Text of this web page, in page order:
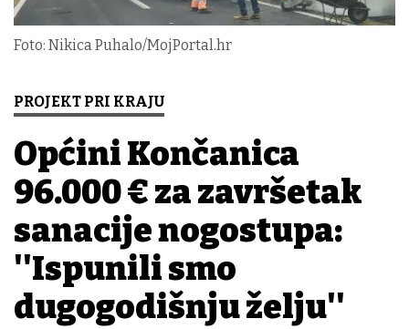
Foto: Nikica Puhalo/MojPortal.hr
PROJEKT PRI KRAJU
Općini Končanica
96.000 € za završetak
sanacije nogostupa:
''Ispunili smo
dugogodišnju želju''